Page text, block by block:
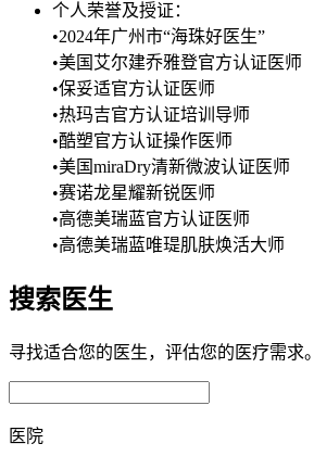
个人荣誉及授证：
•2024年广州市“海珠好医生”
•美国艾尔建乔雅登官方认证医师
•保妥适官方认证医师
•热玛吉官方认证培训导师
•酷塑官方认证操作医师
•美国miraDry清新微波认证医师
•赛诺龙星耀新锐医师
•高德美瑞蓝官方认证医师
•高德美瑞蓝唯瑅肌肤焕活大师
搜索医生
寻找适合您的医生，评估您的医疗需求。
医院